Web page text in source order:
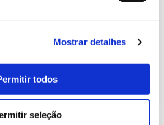
Mostrar detalhes
todos
seleção
sobre Eletricidade